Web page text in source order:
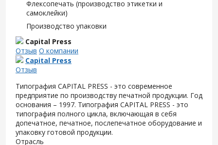
Флексопечать (производство этикетки и
самоклейки)
Производство упаковки
Capital Press
Отзыв О компании
Capital Press
Отзыв
Типография CAPITAL PRESS - это современное
предприятие по производству печатной продукции. Год
основания – 1997. Типография CAPITAL PRESS - это
типография полного цикла, включающая в себя
допечатное, печатное, послепечатное оборудование и
упаковку готовой продукции.
Отрасль